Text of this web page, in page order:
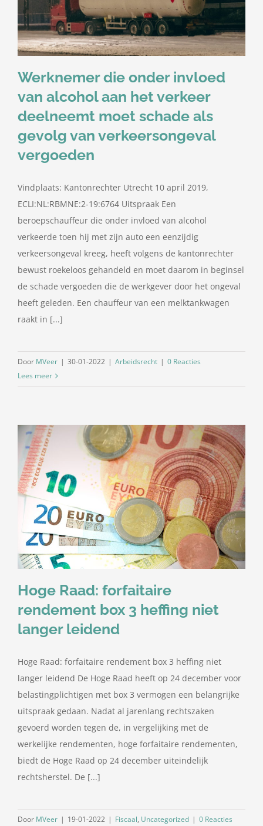
Werknemer die onder invloed
van alcohol aan het verkeer
deelneemt moet schade als
gevolg van verkeersongeval
vergoeden
Vindplaats: Kantonrechter Utrecht 10 april 2019,
ECLI:NL:RBMNE:2-19:6764 Uitspraak Een
beroepschauffeur die onder invloed van alcohol
verkeerde toen hij met zijn auto een eenzijdig
verkeersongeval kreeg, heeft volgens de kantonrechter
bewust roekeloos gehandeld en moet daarom in beginsel
de schade vergoeden die de werkgever door het ongeval
heeft geleden. Een chauffeur van een melktankwagen
raakt in [...]
Door MVeer | 30-01-2022 | Arbeidsrecht | 0 Reacties
Lees meer
Hoge Raad: forfaitaire
rendement box 3 heffing niet
langer leidend
Hoge Raad: forfaitaire rendement box 3 heffing niet
langer leidend De Hoge Raad heeft op 24 december voor
belastingplichtigen met box 3 vermogen een belangrijke
uitspraak gedaan. Nadat al jarenlang rechtszaken
gevoerd worden tegen de, in vergelijking met de
werkelijke rendementen, hoge forfaitaire rendementen,
biedt de Hoge Raad op 24 december uiteindelijk
rechtsherstel. De [...]
Door MVeer | 19-01-2022 | Fiscaal, Uncategorized | 0 Reacties